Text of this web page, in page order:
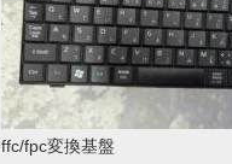
ffc/fpc変換基盤